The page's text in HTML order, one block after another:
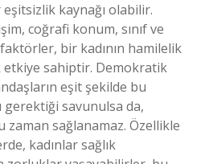
kaynağı olabilir.
coğrafi konum, sınıf ve
bir kadının hamilelik
sahiptir. Demokratik
eşit şekilde bu
gerektiği savunulsa da,
sağlanamaz. Özellikle
kadınlar sağlık